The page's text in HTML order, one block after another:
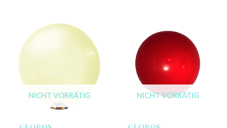
NICHT VORRÄTIG NICHT VORRÄTIG